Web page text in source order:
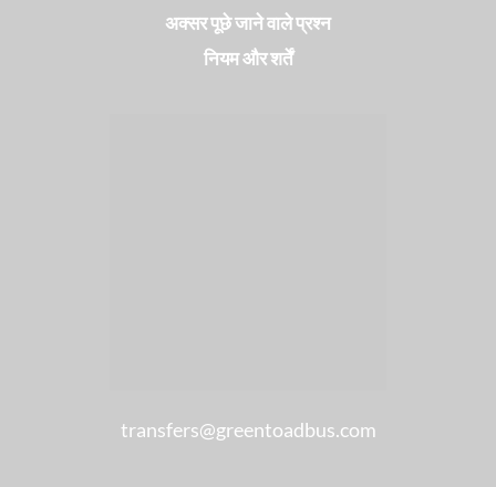
अक्सर पूछे जाने वाले प्रश्न
नियम और शर्तें
transfers@greentoadbus.com